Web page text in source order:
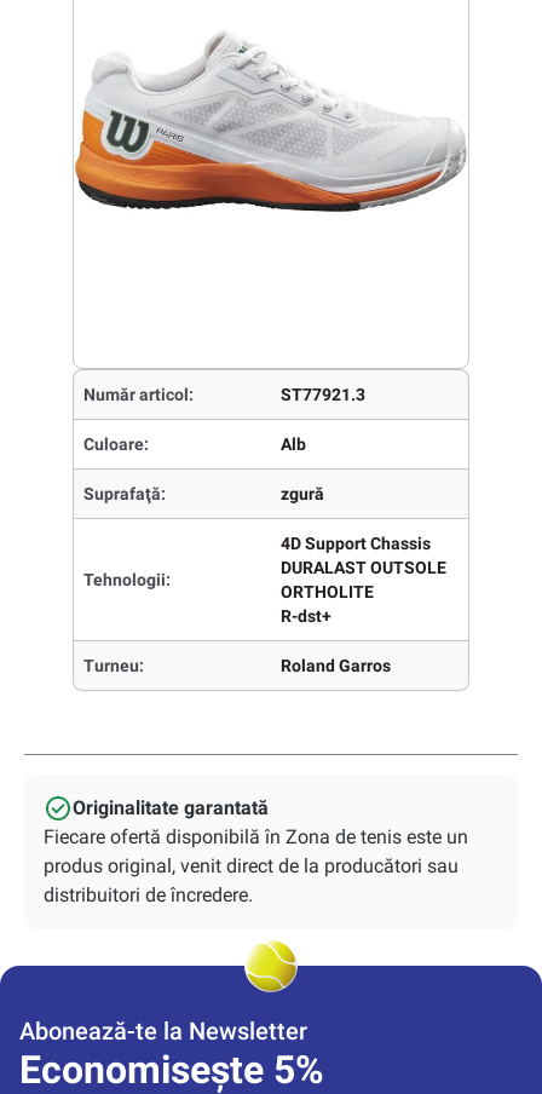
Număr articol: ST77921.3
Culoare: Alb
Suprafaţă: zgură
Tehnologii:
4D Support Chassis
DURALAST OUTSOLE
ORTHOLITE
R-dst+
Turneu: Roland Garros
Originalitate garantată
Fiecare ofertă disponibilă în Zona de tenis este un
produs original, venit direct de la producători sau
distribuitori de încredere.
Abonează-te la Newsletter
Economisește 5%